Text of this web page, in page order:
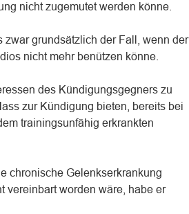
nicht zugemutet werden könne.
zwar grundsätzlich der Fall, wenn der
nicht mehr benützen könne.
des Kündigungsgegners zu
zur Kündigung bieten, bereits bei
trainingsunfähig erkrankten
chronische Gelenkserkrankung
vereinbart worden wäre, habe er